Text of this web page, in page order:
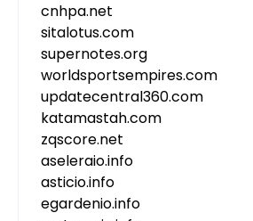
cnhpa.net
sitalotus.com
supernotes.org
worldsportsempires.com
updatecentral360.com
katamastah.com
zqscore.net
aseleraio.info
asticio.info
egardenio.info